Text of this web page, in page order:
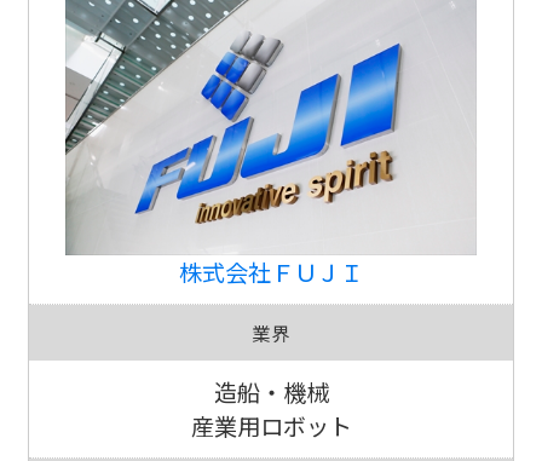
株式会社ＦＵＪＩ
業界
造船・機械
産業用ロボット